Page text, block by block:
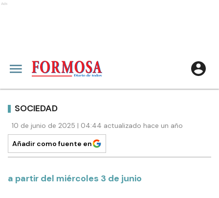
Ads
SOCIEDAD
10 de junio de 2025 | 04:44 actualizado hace un año
Añadir como fuente en
a partir del miércoles 3 de junio